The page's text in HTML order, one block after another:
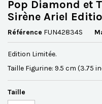
Pop Diamond et
Sirène Ariel
Référence FUN42834S
Edition Limitée.
Taille Figurine: 9.5 cm (3.75
Taille